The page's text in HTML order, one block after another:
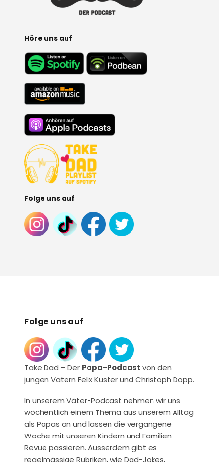
Höre uns auf
Folge uns auf
Folge uns auf
Take Dad – Der Papa-Podcast von den
jungen Vätern Felix Kuster und Christoph Dopp.
In unserem Väter-Podcast nehmen wir uns
wöchentlich einem Thema aus unserem Alltag
als Papas an und lassen die vergangene
Woche mit unseren Kindern und Familien
Revue passieren. Ausserdem gibt es
regelmässige Rubriken, wie Dad-Jokes,